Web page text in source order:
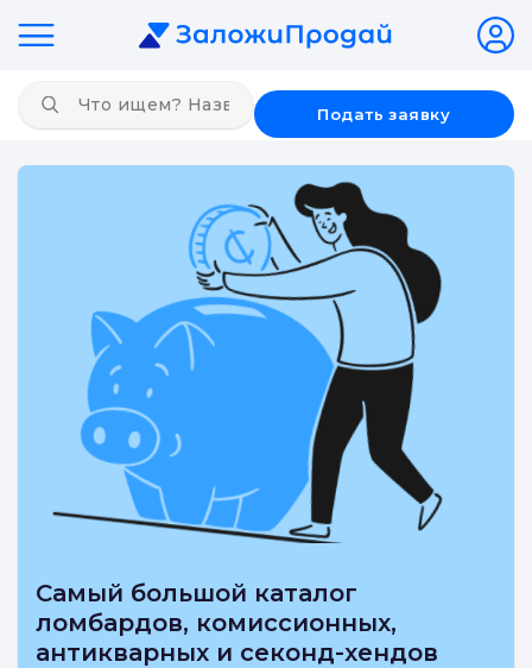
Подать заявку
Самый большой каталог
ломбардов, комиссионных,
антикварных и секонд-хендов